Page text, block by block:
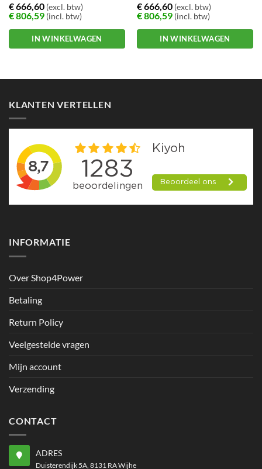
€666,60(excl. btw)
€806,59(incl. btw)
IN WINKELWAGEN
variaties.
gekozen
worden
op
€666,60(excl. btw)
€806,59(incl. btw)
IN WINKELWAGEN
kan
op
KLANTEN VERTELLEN
INFORMATIE
Over Shop4Power
Betaling
Return Policy
Veelgestelde vragen
Mijn account
Verzending
CONTACT
ADRES
Duisterendijk 5A, 8131 RA Wijhe